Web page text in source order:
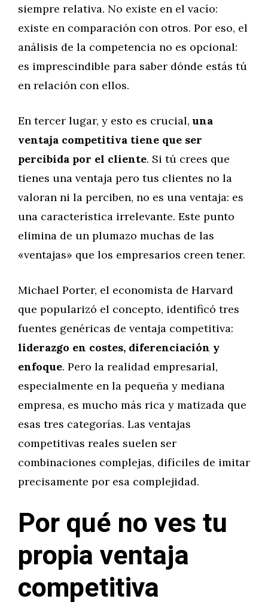
siempre relativa. No existe en el vacío:
existe en comparación con otros. Por eso, el
análisis de la competencia no es opcional:
es imprescindible para saber dónde estás tú
en relación con ellos.
En tercer lugar, y esto es crucial,una
ventaja competitiva tiene que ser
percibida por el cliente. Si tú crees que
tienes una ventaja pero tus clientes no la
valoran ni la perciben, no es una ventaja: es
una característica irrelevante. Este punto
elimina de un plumazo muchas de las
«ventajas» que los empresarios creen tener.
Michael Porter, el economista de Harvard
que popularizó el concepto, identificó tres
fuentes genéricas de ventaja competitiva:
liderazgo en costes, diferenciación y
enfoque. Pero la realidad empresarial,
especialmente en la pequeña y mediana
empresa, es mucho más rica y matizada que
esas tres categorías. Las ventajas
competitivas reales suelen ser
combinaciones complejas, difíciles de imitar
precisamente por esa complejidad.
Por qué no ves tu
propia ventaja
competitiva